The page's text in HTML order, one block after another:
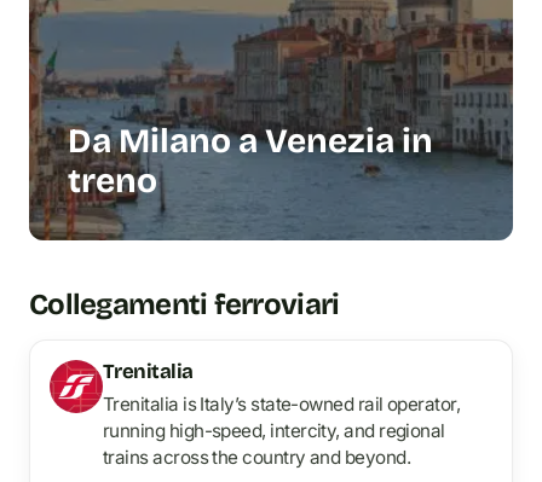
Da Milano a Venezia in
treno
Collegamenti ferroviari
Trenitalia
Trenitalia is Italy’s state-owned rail operator,
running high-speed, intercity, and regional
trains across the country and beyond.